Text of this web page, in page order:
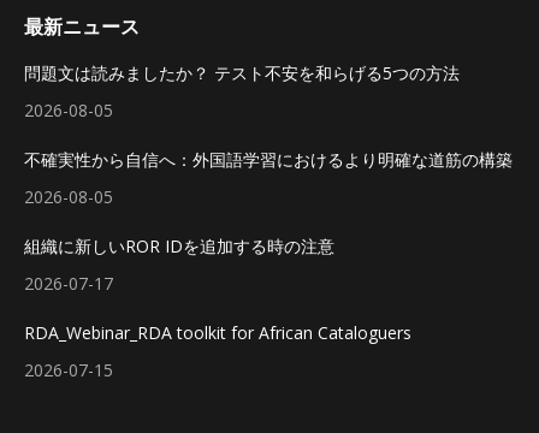
最新ニュース
問題文は読みましたか？ テスト不安を和らげる5つの方法
2026-08-05
不確実性から自信へ：外国語学習におけるより明確な道筋の構築
2026-08-05
組織に新しいROR IDを追加する時の注意
2026-07-17
RDA_Webinar_RDA toolkit for African Cataloguers
2026-07-15